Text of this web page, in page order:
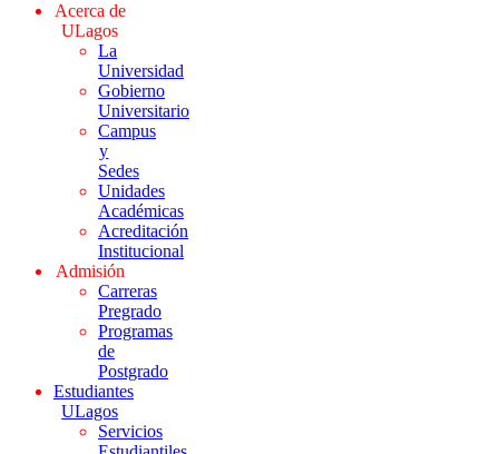
Acerca de
ULagos
La
Universidad
Gobierno
Universitario
Campus
y
Sedes
Unidades
Académicas
Acreditación
Institucional
Admisión
Carreras
Pregrado
Programas
de
Postgrado
Estudiantes
ULagos
Servicios